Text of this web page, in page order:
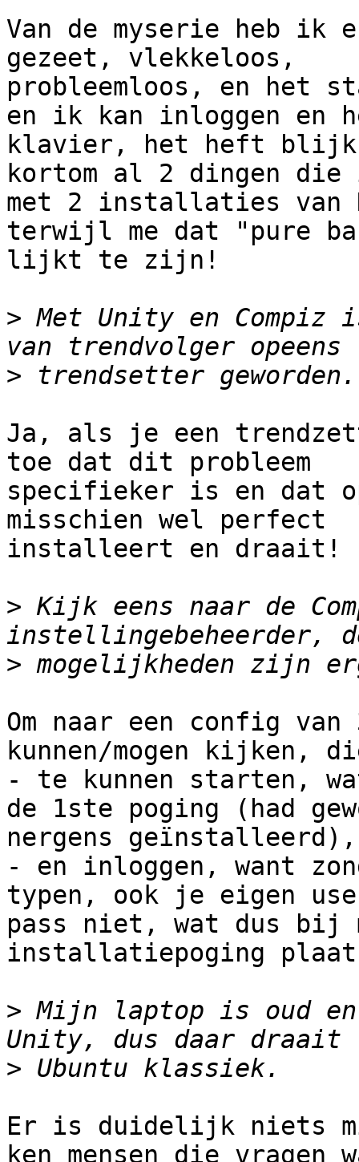
Van de myserie heb ik
gezeet, vlekkeloos,
probleemloos, en het
en ik kan inloggen en
klavier, het heft
kortom al 2 dingen die
met 2 installaties van
terwijl me dat "pure
lijkt te zijn!
> Met Unity en
>
Ja, als je een
toe dat dit probleem
specifieker is en dat
misschien wel perfect
installeert en draait!
> Kijk eens naar de
>
Om naar een config
kunnen/mogen kijken,
- te kunnen starten,
de 1ste poging (had
nergens geïnstalleerd),
- en inloggen, want
typen, ook je eigen
pass niet, wat dus bij
installatiepoging
> Mijn laptop is oud
>
Er is duidelijk niets
ken mensen die vragen